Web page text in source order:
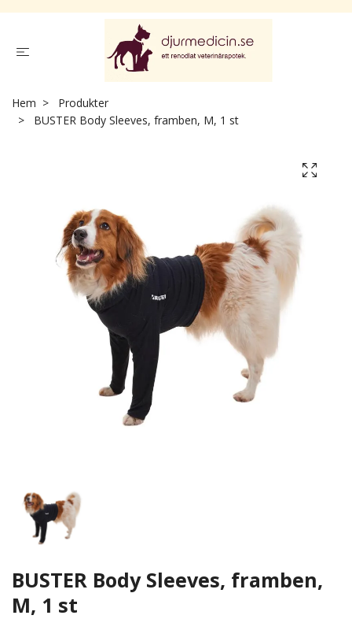
Hem
Produkter
BUSTER Body Sleeves, framben, M, 1 st
BUSTER Body Sleeves, framben,
M, 1 st